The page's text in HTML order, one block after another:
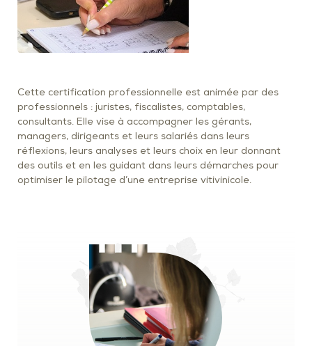
Cette certification professionnelle est animée par des
professionnels : juristes, fiscalistes, comptables,
consultants. Elle vise à accompagner les gérants,
managers, dirigeants et leurs salariés dans leurs
réflexions, leurs analyses et leurs choix en leur donnant
des outils et en les guidant dans leurs démarches pour
optimiser le pilotage d’une entreprise vitivinicole.